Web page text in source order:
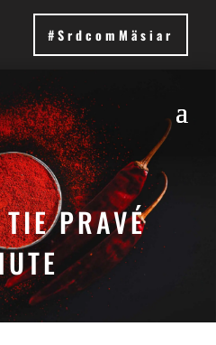
#SrdcomMäsiar
PRAVÉ